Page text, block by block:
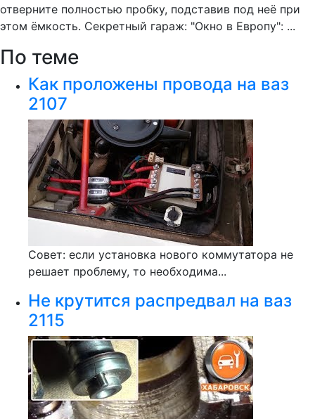
отверните полностью пробку, подставив под неё при
этом ёмкость. Секретный гараж: "Окно в Европу": ...
По теме
Как проложены провода на ваз
2107
Совет: если установка нового коммутатора не
решает проблему, то необходима...
Не крутится распредвал на ваз
2115